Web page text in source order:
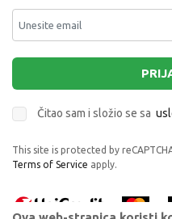
Čitao sam i složio se sa
This site is protected by
Terms of Service apply.